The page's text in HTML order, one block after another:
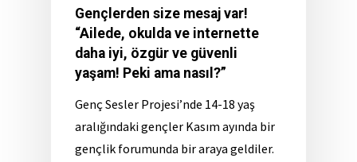
Gençlerden size mesaj var!
“Ailede, okulda ve internette
daha iyi, özgür ve güvenli
yaşam! Peki ama nasıl?”
Genç Sesler Projesi’nde 14-18 yaş
aralığındaki gençler Kasım ayında bir
gençlik forumunda bir araya geldiler.